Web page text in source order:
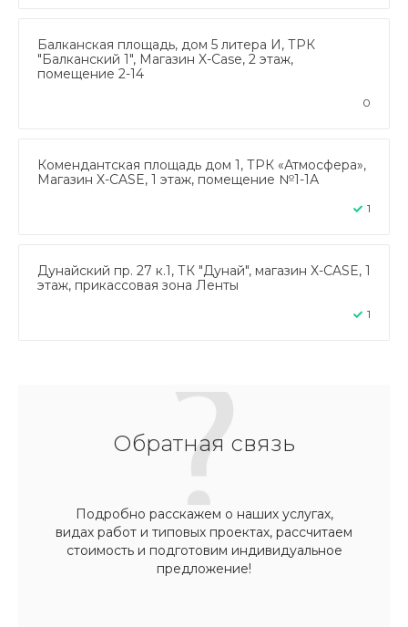
Балканская площадь, дом 5 литера И, ТРК
"Балканский 1", Магазин X-Case, 2 этаж,
помещение 2-14
0
Комендантская площадь дом 1, ТРК «Атмосфера»,
Магазин X-CASE, 1 этаж, помещение №1-1А
1
Дунайский пр. 27 к.1, ТК "Дунай", магазин X-CASE, 1
этаж, прикассовая зона Ленты
1
Обратная связь
Подробно расскажем о наших услугах,
видах работ и типовых проектах, рассчитаем
стоимость и подготовим индивидуальное
предложение!